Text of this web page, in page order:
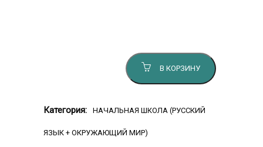
В КОРЗИНУ
Категория: НАЧАЛЬНАЯ ШКОЛА (РУССКИЙ
ЯЗЫК + ОКРУЖАЮЩИЙ МИР)